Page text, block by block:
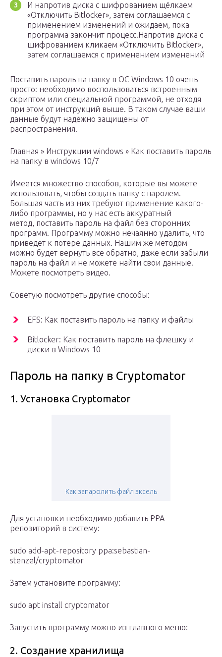
И напротив диска с шифрованием щёлкаем
«Отключить Bitlocker», затем соглашаемся с
применением изменений и ожидаем, пока
программа закончит процесс.Напротив диска с
шифрованием кликаем «Отключить Bitlocker»,
затем соглашаемся с применением изменений
Поставить пароль на папку в ОС Windows 10 очень
просто: необходимо воспользоваться встроенным
скриптом или специальной программой, не отходя
при этом от инструкций выше. В таком случае ваши
данные будут надёжно защищены от
распространения.
Главная » Инструкции windows » Как поставить пароль
на папку в windows 10/7
Имеется множество способов, которые вы можете
использовать, чтобы создать папку с паролем.
Большая часть из них требуют применение какого-
либо программы, но у нас есть аккуратный
метод, поставить пароль на файл без сторонних
программ. Программу можно нечаянно удалить, что
приведет к потере данных. Нашим же методом
можно будет вернуть все обратно, даже если забыли
пароль на файл и не можете найти свои данные.
Можете посмотреть видео.
Советую посмотреть другие способы:
EFS: Как поставить пароль на папку и файлы
Bitlocker: Как поставить пароль на флешку и
диски в Windows 10
Пароль на папку в Cryptomator
1. Установка Cryptomator
Как запаролить файл эксель
Для установки необходимо добавить PPA
репозиторий в систему:
sudo add-apt-repository ppa:sebastian-
stenzel/cryptomator
Затем установите программу:
sudo apt install cryptomator
Запустить программу можно из главного меню:
2. Создание хранилища